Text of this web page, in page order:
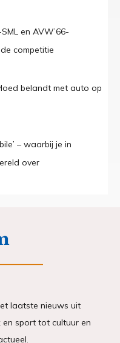
en AVW’66-
competitie
belandt met auto op
– waarbij je in
over
laatste nieuws uit
en sport tot cultuur en